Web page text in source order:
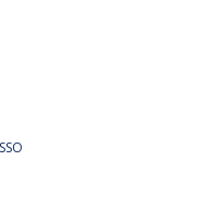
é um parceiro para
industrial..